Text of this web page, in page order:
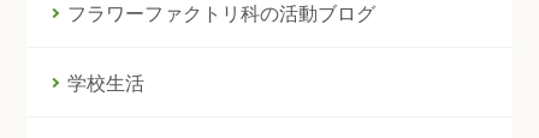
フラワーファクトリ科の活動ブログ
学校生活